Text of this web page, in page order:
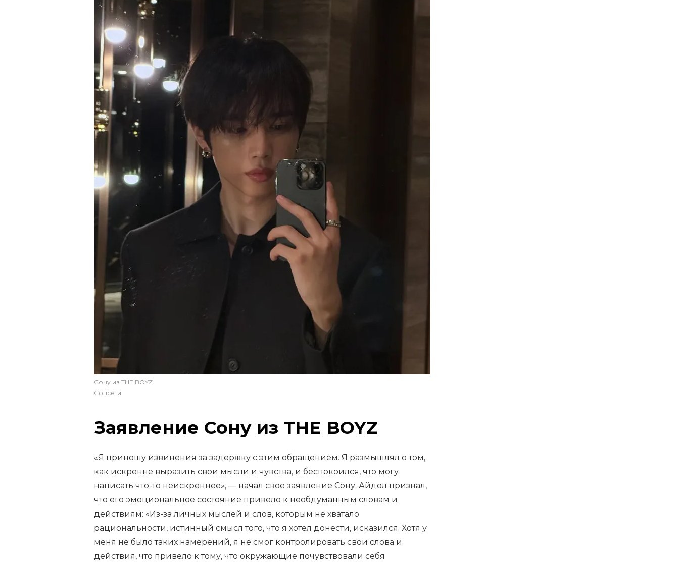
Сону из THE BOYZ
Соцсети
Заявление Сону из THE BOYZ
«Я приношу извинения за задержку с этим обращением. Я размышлял о том,
как искренне выразить свои мысли и чувства, и беспокоился, что могу
написать что-то неискреннее», — начал свое заявление Сону. Айдол признал,
что его эмоциональное состояние привело к необдуманным словам и
действиям: «Из-за личных мыслей и слов, которым не хватало
рациональности, истинный смысл того, что я хотел донести, исказился. Хотя у
меня не было таких намерений, я не смог контролировать свои слова и
действия, что привело к тому, что окружающие почувствовали себя